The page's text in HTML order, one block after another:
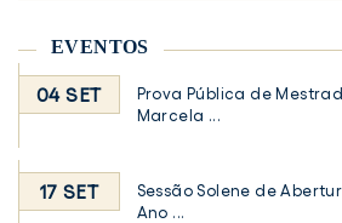
EVENTOS
04 SET
Prova Pública de
Marcela ...
17 SET
Sessão Solene de
Ano ...